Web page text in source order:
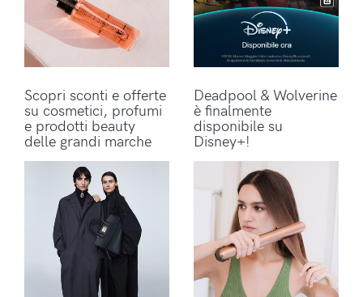
Scopri sconti e offerte
su cosmetici, profumi
e prodotti beauty
delle grandi marche
Deadpool & Wolverine
è finalmente
disponibile su
Disney+!